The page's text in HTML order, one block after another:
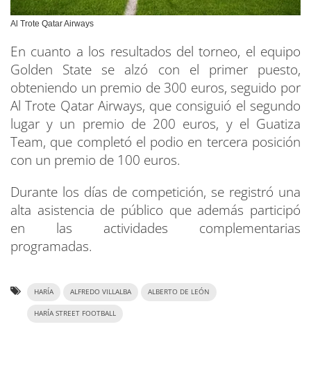
Al Trote Qatar Airways
En cuanto a los resultados del torneo, el equipo
Golden State se alzó con el primer puesto,
obteniendo un premio de 300 euros, seguido por
Al Trote Qatar Airways, que consiguió el segundo
lugar y un premio de 200 euros, y el Guatiza
Team, que completó el podio en tercera posición
con un premio de 100 euros.
Durante los días de competición, se registró una
alta asistencia de público que además participó
en las actividades complementarias
programadas.
HARÍA ALFREDO VILLALBA ALBERTO DE LEÓN
HARÍA STREET FOOTBALL